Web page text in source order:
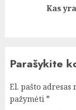
Kas
Parašykite
El. pašto adresas
pažymėti *